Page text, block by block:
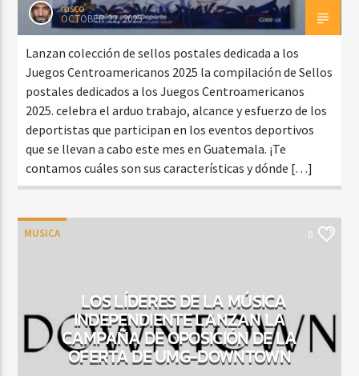
Beone Radio
rasco
OCTOBER 22, 2025
Lanzan colección de sellos postales dedicada a los
Juegos Centroamericanos 2025 la compilación de Sellos
postales dedicados a los Juegos Centroamericanos
2025. celebra el arduo trabajo, alcance y esfuerzo de los
deportistas que participan en los eventos deportivos
que se llevan a cabo este mes en Guatemala. ¡Te
contamos cuáles son sus características y dónde […]
MUSICA 0
LOS LÍDERES DE LA MÚSICA
INDEPENDIENTE LANZAN LA
CAMPAÑA DE OPOSICIÓN DE LA
OFERTA DE UMG-DOWNTOWN